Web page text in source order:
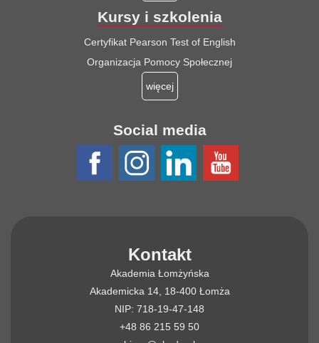
Kursy i szkolenia
Certyfikat Pearson Test of English
Organizacja Pomocy Społecznej
więcej
Social media
Kontakt
Akademia Łomżyńska
Akademicka 14, 18-400 Łomża
NIP: 718-19-47-148
+48 86 215 59 50